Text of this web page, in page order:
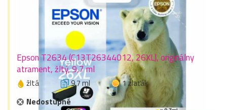
Epson T2634 (C13T26344012, 26XL), originálny
atrament, žltý, 9,7 ml
žltá 9,7 ml
1 zlaťák
Nedostupné